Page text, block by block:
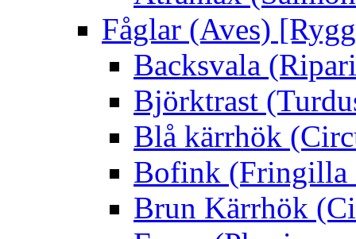
Fåglar (Aves)
Backsvala
Björktrast
Blå kärrhök
Bofink (Fringilla
Brun Kärrhök